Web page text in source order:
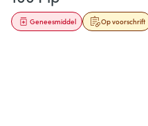
Op voorschrift
Geneesmiddel